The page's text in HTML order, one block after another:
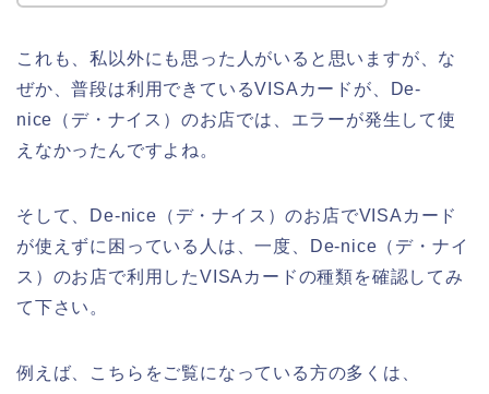
これも、私以外にも思った人がいると思いますが、な
ぜか、普段は利用できているVISAカードが、De-
nice（デ・ナイス）のお店では、エラーが発生して使
えなかったんですよね。
そして、De-nice（デ・ナイス）のお店でVISAカード
が使えずに困っている人は、一度、De-nice（デ・ナイ
ス）のお店で利用したVISAカードの種類を確認してみ
て下さい。
例えば、こちらをご覧になっている方の多くは、